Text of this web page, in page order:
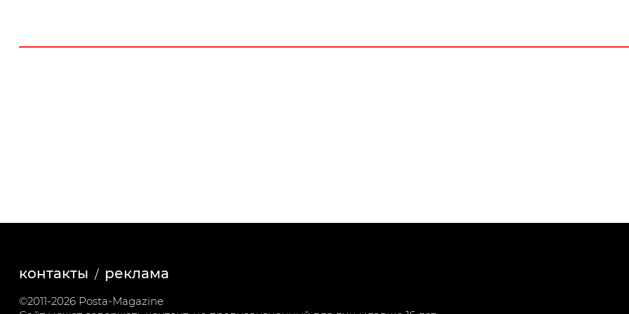
контакты реклама
©2011-2026 Posta-Magazine